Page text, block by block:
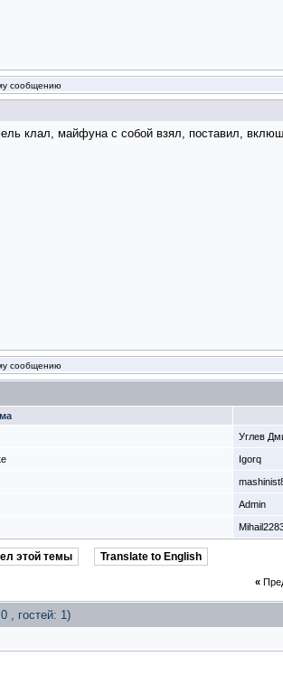
сообщению
клал, майфуна с собой взял, поставил,
сообщению
Углев
Igorq
Admin
этой темы Translate to English
«
, гостей: 1)